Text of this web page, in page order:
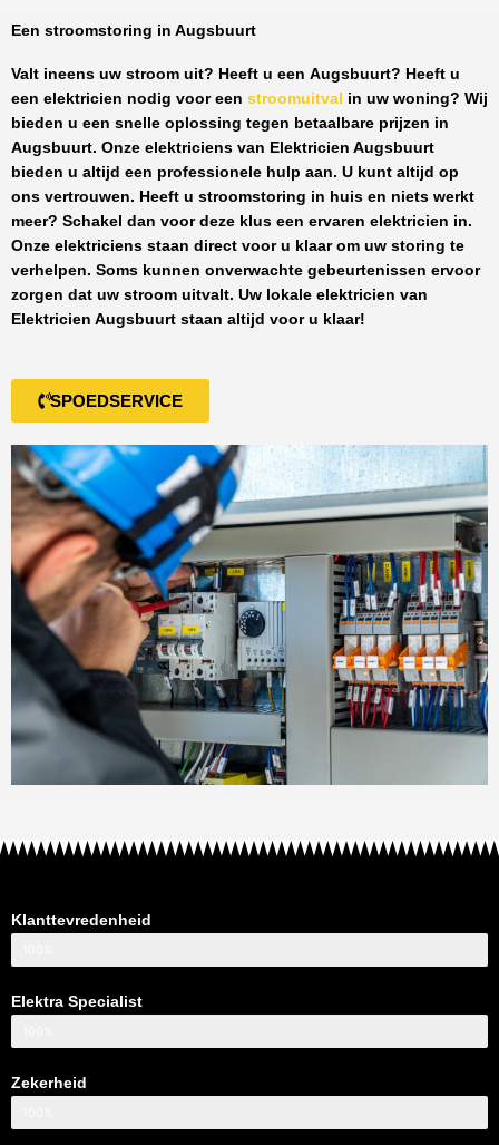
Een stroomstoring in Augsbuurt
Valt ineens uw stroom uit? Heeft u een Augsbuurt? Heeft u
een elektricien nodig voor een stroomuitval in uw woning? Wij
bieden u een snelle oplossing tegen betaalbare prijzen in
Augsbuurt. Onze elektriciens van Elektricien Augsbuurt
bieden u altijd een professionele hulp aan. U kunt altijd op
ons vertrouwen. Heeft u stroomstoring in huis en niets werkt
meer? Schakel dan voor deze klus een ervaren elektricien in.
Onze elektriciens staan direct voor u klaar om uw storing te
verhelpen. Soms kunnen onverwachte gebeurtenissen ervoor
zorgen dat uw stroom uitvalt. Uw lokale elektricien van
Elektricien Augsbuurt staan altijd voor u klaar!
SPOEDSERVICE
Klanttevredenheid
Elektra Specialist
Zekerheid